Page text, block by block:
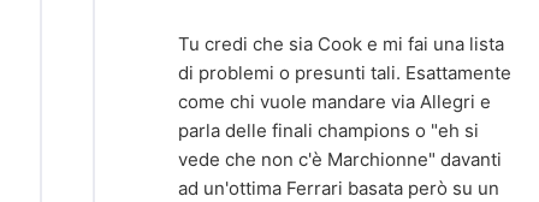
Tu credi che sia Cook e mi fai una lista
di problemi o presunti tali. Esattamente
come chi vuole mandare via Allegri e
parla delle finali champions o "eh si
vede che non c'è Marchionne" davanti
ad un'ottima Ferrari basata però su un